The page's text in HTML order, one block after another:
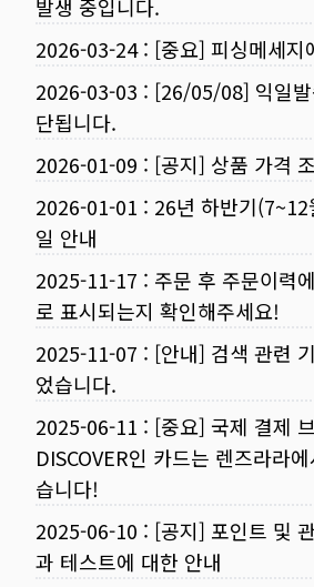
발생 중입니다.
2026-03-24: [중요] 피싱메세지
2026-03-03 : [26/05/08] 익일
단됩니다.
2026-01-09 : [공지] 상품 가격
2026-01-01 : 26년 하반기
일 안내
2025-11-17 : 주문 후 주문이력
로 표시되는지 확인해주세요!
2025-11-07 : [안내] 검색 관련
었습니다.
2025-06-11 : [중요] 국제 결제
DISCOVER인 카드는 렌즈라라
습니다!
2025-06-10 : [공지] 포인트 및
과 테스트에 대한 안내